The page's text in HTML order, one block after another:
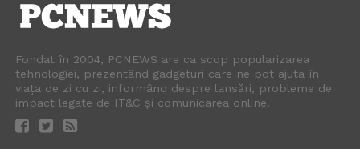
Fondat în 2004, PCNEWS are ca scop popularizarea
tehnologiei, prezentând gadgeturi care ne pot ajuta în
viața de zi cu zi, informând despre lansări, probleme de
impact legate de IT&C și comunicarea online.